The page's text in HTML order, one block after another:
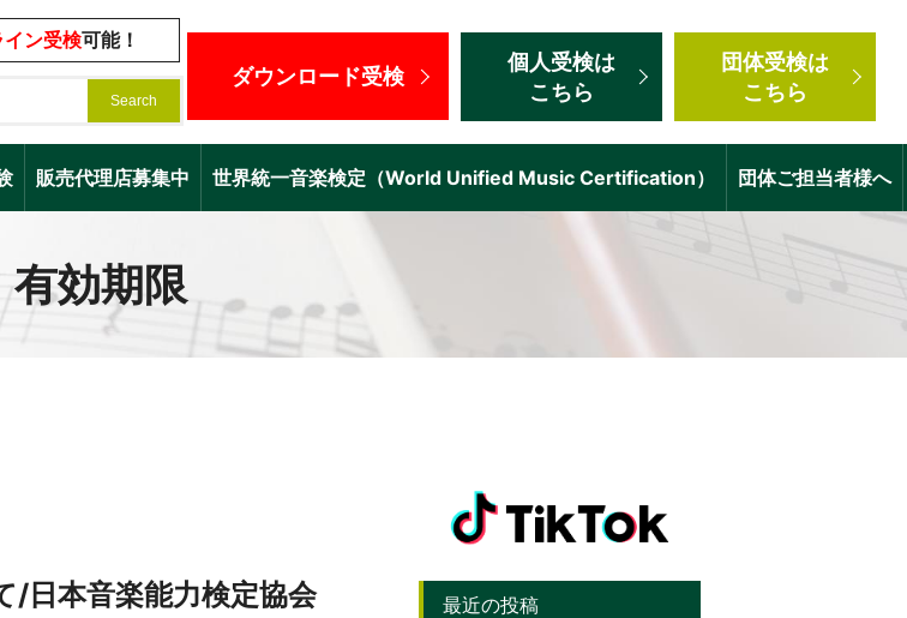
ン受検可能！
ダウンロード受検
個人受検は
こちら
団体受検は
こちら
販売代理店募集中 世界統一音楽検定（World Unified Music Certification） 団体ご担当者様へ
有効期限
/日本音楽能力検定協会